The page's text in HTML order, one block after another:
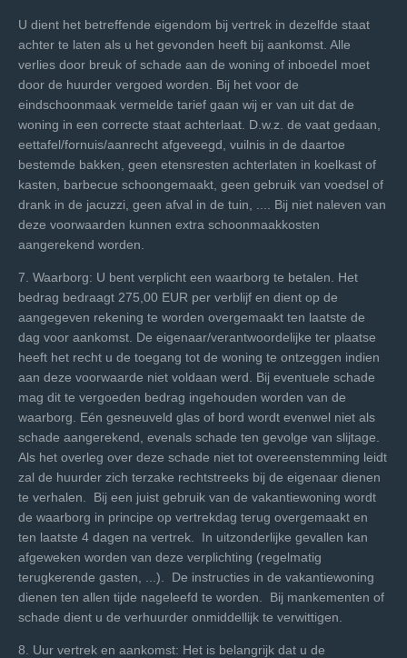
U dient het betreffende eigendom bij vertrek in dezelfde staat
achter te laten als u het gevonden heeft bij aankomst. Alle
verlies door breuk of schade aan de woning of inboedel moet
door de huurder vergoed worden. Bij het voor de
eindschoonmaak vermelde tarief gaan wij er van uit dat de
woning in een correcte staat achterlaat. D.w.z. de vaat gedaan,
eettafel/fornuis/aanrecht afgeveegd, vuilnis in de daartoe
bestemde bakken, geen etensresten achterlaten in koelkast of
kasten, barbecue schoongemaakt, geen gebruik van voedsel of
drank in de jacuzzi, geen afval in de tuin, .... Bij niet naleven van
deze voorwaarden kunnen extra schoonmaakkosten
aangerekend worden.
7. Waarborg: U bent verplicht een waarborg te betalen. Het
bedrag bedraagt 275,00 EUR per verblijf en dient op de
aangegeven rekening te worden overgemaakt ten laatste de
dag voor aankomst. De eigenaar/verantwoordelijke ter plaatse
heeft het recht u de toegang tot de woning te ontzeggen indien
aan deze voorwaarde niet voldaan werd. Bij eventuele schade
mag dit te vergoeden bedrag ingehouden worden van de
waarborg. Eén gesneuveld glas of bord wordt evenwel niet als
schade aangerekend, evenals schade ten gevolge van slijtage.
Als het overleg over deze schade niet tot overeenstemming leidt
zal de huurder zich terzake rechtstreeks bij de eigenaar dienen
te verhalen. Bij een juist gebruik van de vakantiewoning wordt
de waarborg in principe op vertrekdag terug overgemaakt en
ten laatste 4 dagen na vertrek. In uitzonderlijke gevallen kan
afgeweken worden van deze verplichting (regelmatig
terugkerende gasten, ...). De instructies in de vakantiewoning
dienen ten allen tijde nageleefd te worden. Bij mankementen of
schade dient u de verhuurder onmiddellijk te verwittigen.
8. Uur vertrek en aankomst: Het is belangrijk dat u de